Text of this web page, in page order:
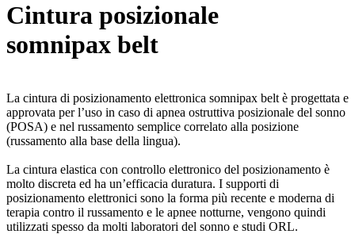
Cintura posizionale
somnipax belt
La cintura di posizionamento elettronica somnipax belt è progettata e
approvata per l’uso in caso di apnea ostruttiva posizionale del sonno
(POSA) e nel russamento semplice correlato alla posizione
(russamento alla base della lingua).
La cintura elastica con controllo elettronico del posizionamento è
molto discreta ed ha un’efficacia duratura. I supporti di
posizionamento elettronici sono la forma più recente e moderna di
terapia contro il russamento e le apnee notturne, vengono quindi
utilizzati spesso da molti laboratori del sonno e studi ORL.